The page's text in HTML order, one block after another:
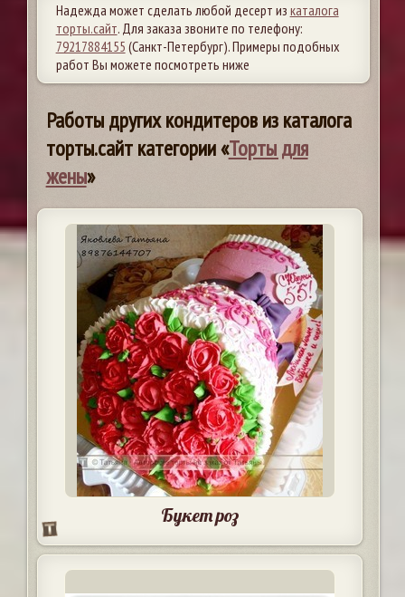
Надежда может сделать любой десерт из каталога
торты.сайт. Для заказа звоните по телефону:
79217884155 (Санкт-Петербург). Примеры подобных
работ Вы можете посмотреть ниже
Работы других кондитеров из каталога
торты.сайт категории «Торты для
жены»
Букет роз